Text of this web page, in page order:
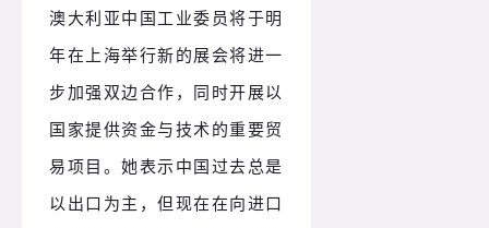
澳大利亚中国工业委员将于明
年在上海举行新的展会将进一
步加强双边合作，同时开展以
国家提供资金与技术的重要贸
易项目。她表示中国过去总是
以出口为主，但现在在向进口